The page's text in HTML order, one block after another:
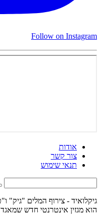
Follow on Instagram
אודות
צור קשר
תנאי שימוש
גיקלואיד - צירוף המלים "גיק"
הוא מגזין אינטרנטי חדש